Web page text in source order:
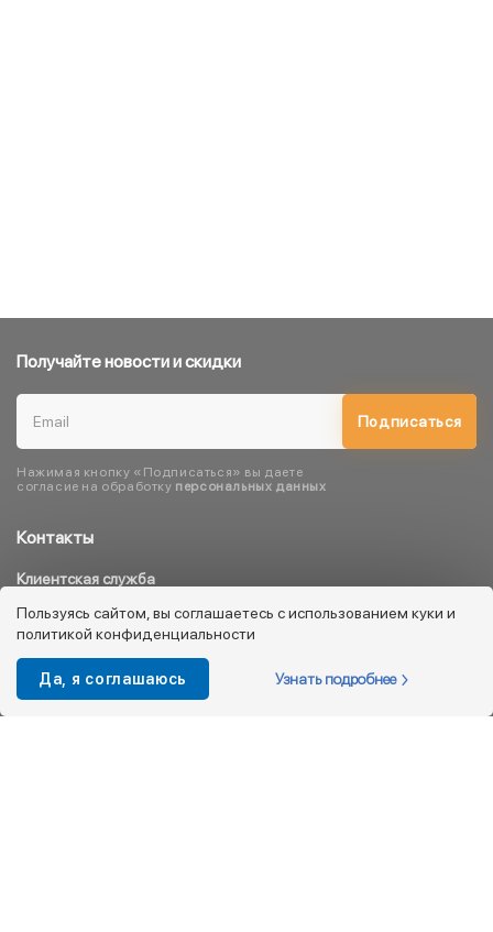
Контакты
Клиентская служба
8 800 333 08 45
info@kotofey.ru
Магазины в Москва (50)
Получайте новости и скидки
Подписаться
Нажимая кнопку «Подписаться» вы даете
согласие на обработку персональных данных
Пользуясь сайтом, вы соглашаетесь с использованием куки и
политикой конфиденциальности
Да, я соглашаюсь Узнать подробнее